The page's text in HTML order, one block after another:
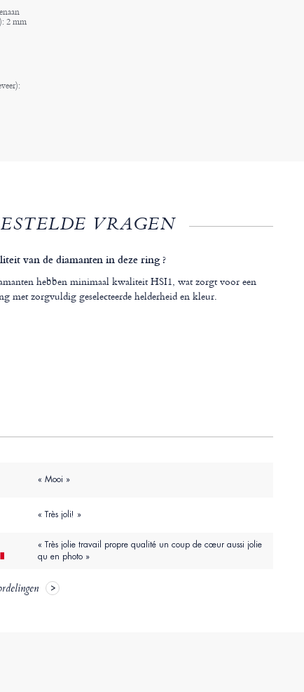
2 mm
VRAGEN
van de diamanten in deze ring ?
hebben minimaal kwaliteit HSI1, wat zorgt voor een
met zorgvuldig geselecteerde helderheid en kleur.
« Mooi »
« Très joli! »
« Très jolie travail propre qualité un coup de cœur aussi jolie
qu en photo »